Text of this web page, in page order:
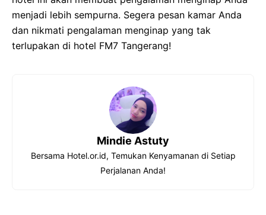
menjadi lebih sempurna. Segera pesan kamar Anda
dan nikmati pengalaman menginap yang tak
terlupakan di hotel FM7 Tangerang!
Mindie Astuty
Bersama Hotel.or.id, Temukan Kenyamanan di Setiap
Perjalanan Anda!